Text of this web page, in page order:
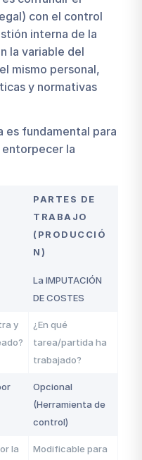
con el control
interna de la
la variable del
mismo personal,
y normativas
es fundamental para
la
PARTES DE
TRABAJO
(PRODUCCIÓ
N)
La IMPUTACIÓN
DE COSTES
y
¿En qué
tarea/partida ha
trabajado?
Opcional
(Herramienta de
control)
la
Modificable para